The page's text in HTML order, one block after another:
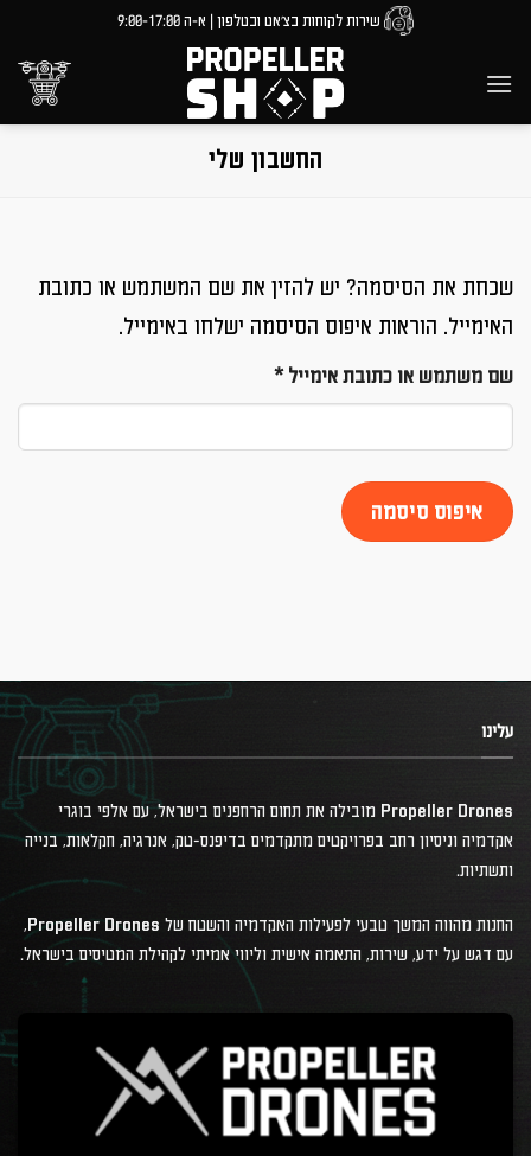
content
שירות לקוחות בצ'אט ובטלפון | א-ה 9:00-17:00
החשבון שלי
שכחת את הסיסמה? יש להזין את שם המשתמש או כתובת
האימייל. הוראות איפוס הסיסמה ישלחו באימייל.
שם משתמש או כתובת אימייל*חובה
איפוס סיסמה
עלינו
Propeller Drones מובילה את תחום הרחפנים בישראל, עם אלפי בוגרי
אקדמיה וניסיון רחב בפרויקטים מתקדמים בדיפנס-טק, אנרגיה, חקלאות, בנייה
ותשתיות.
החנות מהווה המשך טבעי לפעילות האקדמיה והשטח של Propeller Drones,
עם דגש על ידע, שירות, התאמה אישית וליווי אמיתי לקהילת המטיסים בישראל.